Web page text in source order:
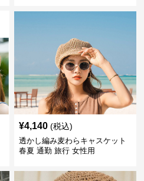
¥4,140 (税込)
透かし編み麦わらキャスケット
春夏 通勤 旅行 女性用